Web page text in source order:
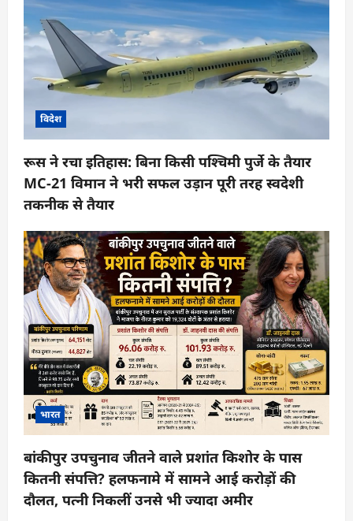
विदेश
रूस ने रचा इतिहास: बिना किसी पश्चिमी पुर्जे के तैयार
MC-21 विमान ने भरी सफल उड़ान पूरी तरह स्वदेशी
तकनीक से तैयार
भारत
बांकीपुर उपचुनाव जीतने वाले प्रशांत किशोर के पास
कितनी संपत्ति? हलफनामे में सामने आई करोड़ों की
दौलत, पत्नी निकलीं उनसे भी ज्यादा अमीर